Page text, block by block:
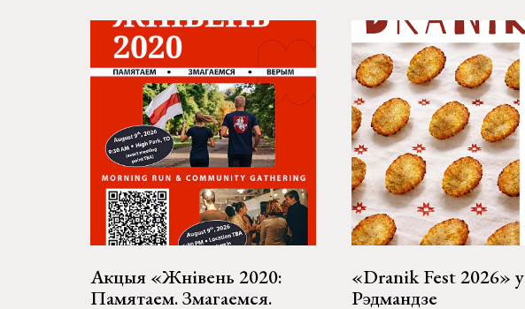
Акцыя «Жнівень 2020:
Памятаем. Змагаемся.
«Dranik Fest 2026» у
Рэдмандзе